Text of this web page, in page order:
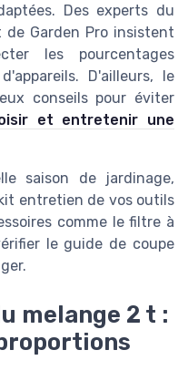
Des experts du
Garden Pro insistent
les pourcentages
D'ailleurs, le
conseils pour éviter
et entretenir une
saison de jardinage,
entretien de vos outils
comme le filtre à
le guide de coupe
melange 2 t :